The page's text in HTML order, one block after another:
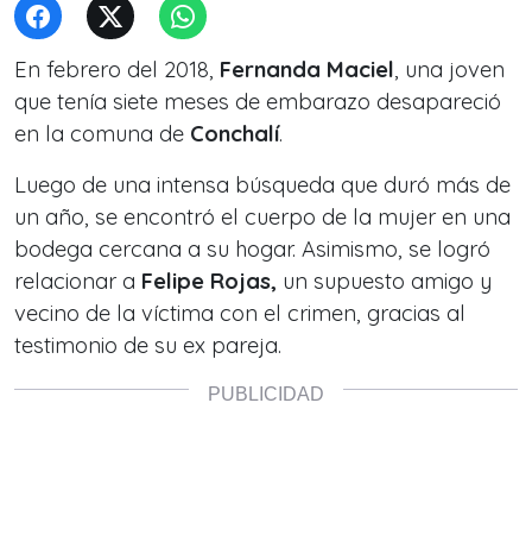
En febrero del 2018, Fernanda Maciel, una joven
que tenía siete meses de embarazo desapareció
en la comuna de Conchalí.
Luego de una intensa búsqueda que duró más de
un año, se encontró el cuerpo de la mujer en una
bodega cercana a su hogar. Asimismo, se logró
relacionar a Felipe Rojas, un supuesto amigo y
vecino de la víctima con el crimen, gracias al
testimonio de su ex pareja.